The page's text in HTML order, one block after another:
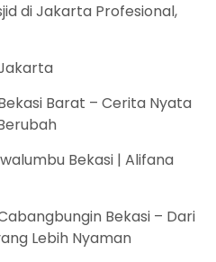
di Jakarta Profesional,
Barat – Cerita Nyata
Bekasi | Alifana
Bekasi – Dari
Lebih Nyaman